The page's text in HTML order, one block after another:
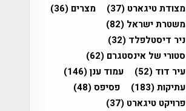
מצודת טיגארט (37) מצרים (36)
משטרת ישראל (82)
ניר דיסטלפלד (32)
סטורי של אינסטגרם (62)
עיר דוד (52) עמוד ענן(146)
עתיקות(183) פסיפס(48)
פרויקט טיגארט (37)